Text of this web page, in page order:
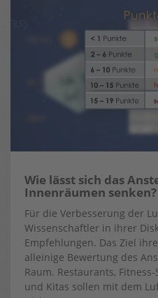
Wie lässt sich das
Innenräumen senken?
Für die Verbesserung der
Wissenschaftler in ihrer
Empfehlungen. Das Ziel
alleinige Bewertung des
Raum. Restaurants,
und Kitas sollen mit dem